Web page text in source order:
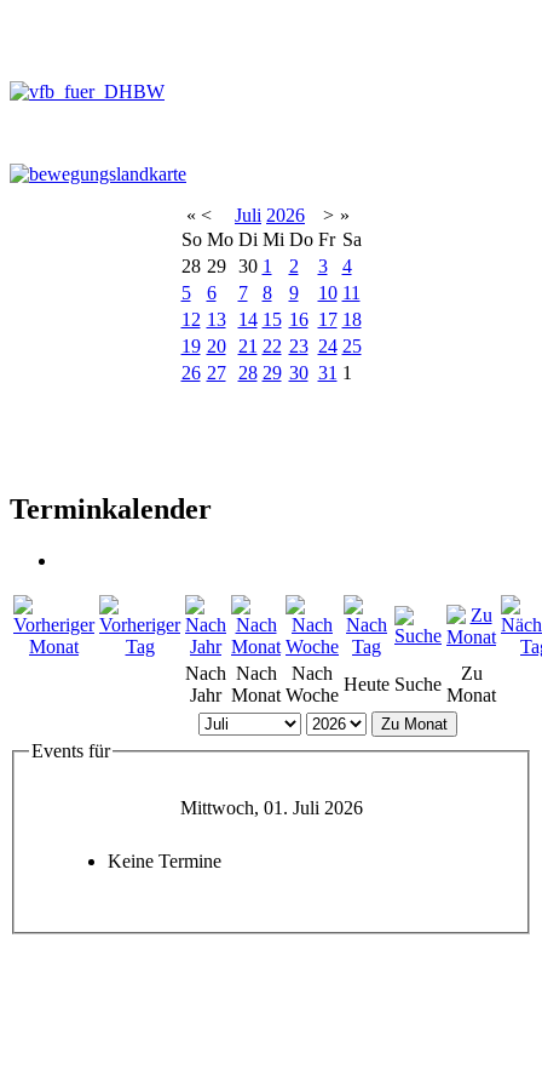
« < Juli 2026 > »
So Mo Di Mi Do Fr Sa
28 29 30 1 2 3
4
5
6 7 8 9 10 11
12 13 14 15 16 17 18
19 20 21 22 23 24 25
26 27 28 29 30 31 1
Terminkalender
Nach
Jahr
Nach
Monat
Nach
Woche
Heute Suche
Zu
Monat
Zu Monat
Events für
Mittwoch, 01. Juli 2026
Keine Termine